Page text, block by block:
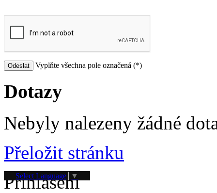
Vyplňte všechna pole označená (*)
Dotazy
Nebyly nalezeny žádné
Přeložit stránku
Select Language ▼
Přihlášení